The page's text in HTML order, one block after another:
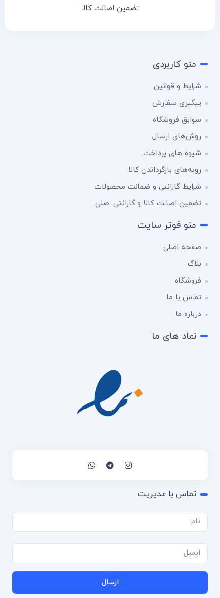
تضمین اصالت کالا
منو کاربردی
شرایط و قوانین
پیگیری سفارش
سوابق فروشگاه
روش‌های ارسال
شیوه های پرداخت
رویه‌های بازگرداندن کالا
شرایط گارانتی و ضمانت محصولات
تضمین اصالت کالا و گارانتی اصلی
منو فوتر سایت
صفحه اصلی
بلاگ
فروشگاه
تماس با ما
درباره ما
نماد های ما
تماس با مدیریت
ارسال